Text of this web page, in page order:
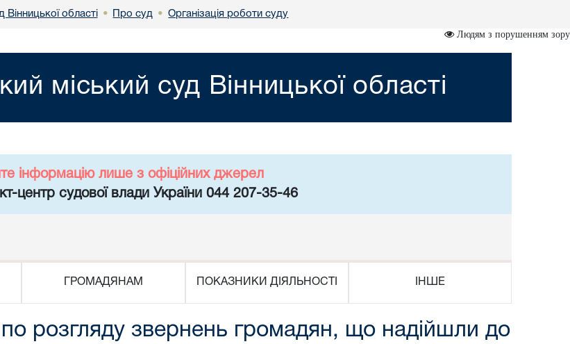
Вінницької області • Про суд • Організація роботи суду
Людям з порушенням зору
міський суд Вінницької області
інформацію лише з офіційних джерел
центр судової влади України 044 207-35-46
ГРОМАДЯНАМ ПОКАЗНИКИ ДІЯЛЬНОСТІ ІНШЕ
розгляду звернень громадян, що надійшли до